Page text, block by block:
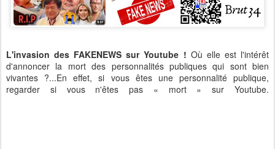
L'invasion des FAKENEWS sur Youtube ! Où elle est l'intérêt
d'annoncer la mort des personnalités publiques qui sont bien
vivantes ?...En effet, si vous êtes une personnalité publique,
regarder si vous n'êtes pas « mort » sur Youtube.